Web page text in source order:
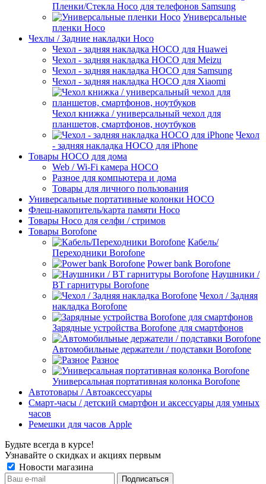
Пленки/Стекла Hoco для телефонов Samsung
Универсальные
пленки Hoco
Чехлы / Задние накладки Hoco
Чехол - задняя накладка HOCO для Huawei
Чехол - задняя накладка HOCO для Meizu
Чехол - задняя накладка HOCO для Samsung
Чехол - задняя накладка HOCO для Xiaomi
Чехол книжка / универсальный чехол для
планшетов, смартфонов, ноутбуков
Чехол
- задняя накладка HOCO для iPhone
Товары HOCO для дома
Web / Wi-Fi камера HOCO
Разное для компьютера и дома
Товары для личного пользования
Универсальные портативные колонки HOCO
Флеш-накопитель/карта памяти Hoco
Товары Hoco для селфи / стримов
Товары Borofone
Кабель/
Переходники Borofone
Power bank Borofone
Наушники /
BT гарнитуры Borofone
Чехол / Задняя
накладка Borofone
Зарядные устройства Borofone для смартфонов
Автомобильные держатели / подставки Borofone
Разное
Универсальная портативная колонка Borofone
Автотовары / Автоаксессуары
Смарт-часы / детский смартфон и аксессуары для умных
часов
Ремешки для часов Apple
Будьте всегда в курсе!
Узнавайте о скидках и акциях первым
Новости магазина